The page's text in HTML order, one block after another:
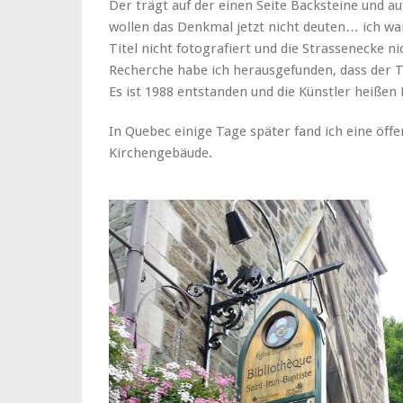
Der trägt auf der einen Seite Backsteine und
wollen das Denkmal jetzt nicht deuten… ich
Titel nicht fotografiert und die Strassenecke
Recherche habe ich herausgefunden, dass
Es ist 1988 entstanden und die Künstler
In Quebec einige Tage später fand ich eine
Kirchengebäude.